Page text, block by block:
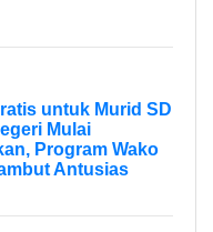
untuk Murid SD
Mulai
Program Wako
Antusias